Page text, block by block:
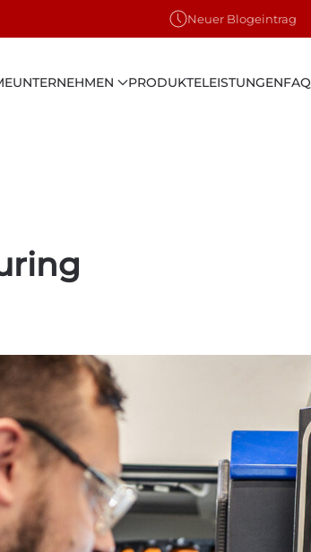
Neuer Blogeintrag
UNTERNEHMEN PRODUKTELEISTUNGENFAQ